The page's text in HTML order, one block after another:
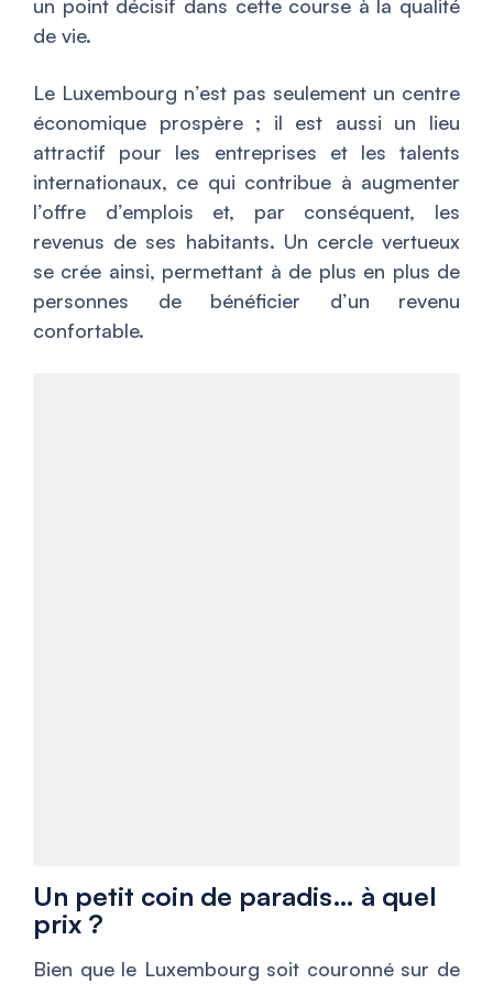
un point décisif dans cette course à la qualité
de vie.
Le Luxembourg n’est pas seulement un centre
économique prospère ; il est aussi un lieu
attractif pour les entreprises et les talents
internationaux, ce qui contribue à augmenter
l’offre d’emplois et, par conséquent, les
revenus de ses habitants. Un cercle vertueux
se crée ainsi, permettant à de plus en plus de
personnes de bénéficier d’un revenu
confortable.
Un petit coin de paradis… à quel
prix ?
Bien que le Luxembourg soit couronné sur de